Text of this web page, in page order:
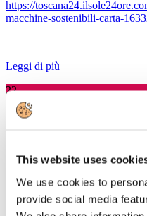
This website uses
We use cookies to
provide social media
https://
macchine-sostenibili-carta-
Leggi di più
22
Ott, 2019
dell'approvazione
Waste